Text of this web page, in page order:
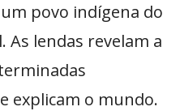
povo indígena do
As lendas revelam a
explicam o mundo.